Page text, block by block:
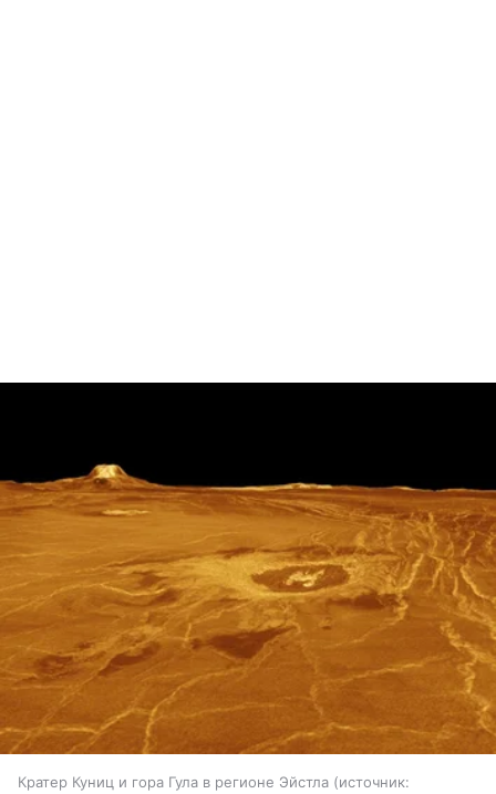
Кратер Куниц и гора Гула в регионе Эйстла
источник: